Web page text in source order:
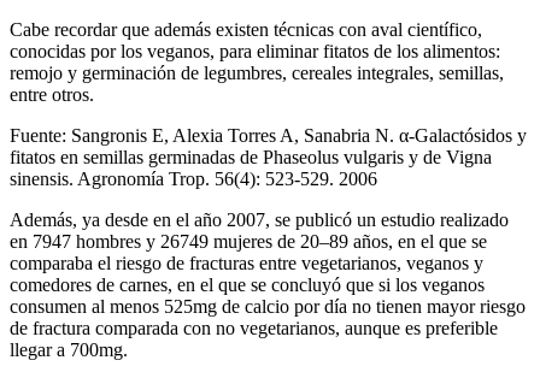
Cabe recordar que además existen técnicas con aval científico,
conocidas por los veganos, para eliminar fitatos de los alimentos:
remojo y germinación de legumbres, cereales integrales, semillas,
entre otros.
Fuente: Sangronis E, Alexia Torres A, Sanabria N. α-Galactósidos y
fitatos en semillas germinadas de Phaseolus vulgaris y de Vigna
sinensis. Agronomía Trop. 56(4): 523-529. 2006
Además, ya desde en el año 2007, se publicó un estudio realizado
en 7947 hombres y 26749 mujeres de 20–89 años, en el que se
comparaba el riesgo de fracturas entre vegetarianos, veganos y
comedores de carnes, en el que se concluyó que si los veganos
consumen al menos 525mg de calcio por día no tienen mayor riesgo
de fractura comparada con no vegetarianos, aunque es preferible
llegar a 700mg.